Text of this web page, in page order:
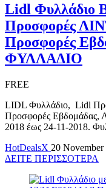
Lidl Φυλλάδιο
Προσφορές
Προσφορές
ΦΥΛΛΑΔΙΟ
FREE
LIDL Φυλλάδιο, Lidl
Προσφορές Εβδομάδας,
2018 έως 24-11-2018.
HotDealsX 20 November
ΔΕΙΤΕ ΠΕΡΙΣΣΟΤΕΡΑ